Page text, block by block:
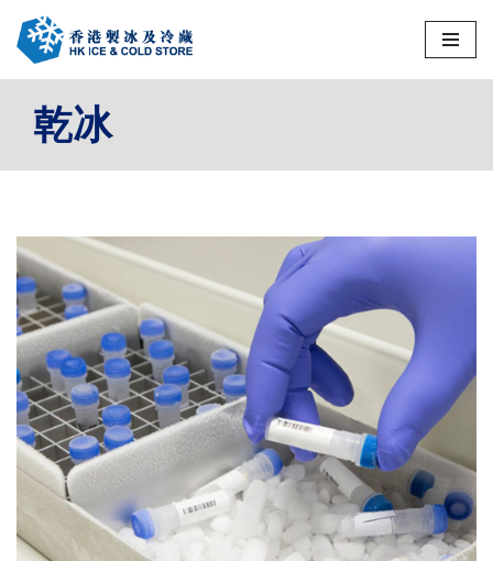
Skip
to
content
乾冰